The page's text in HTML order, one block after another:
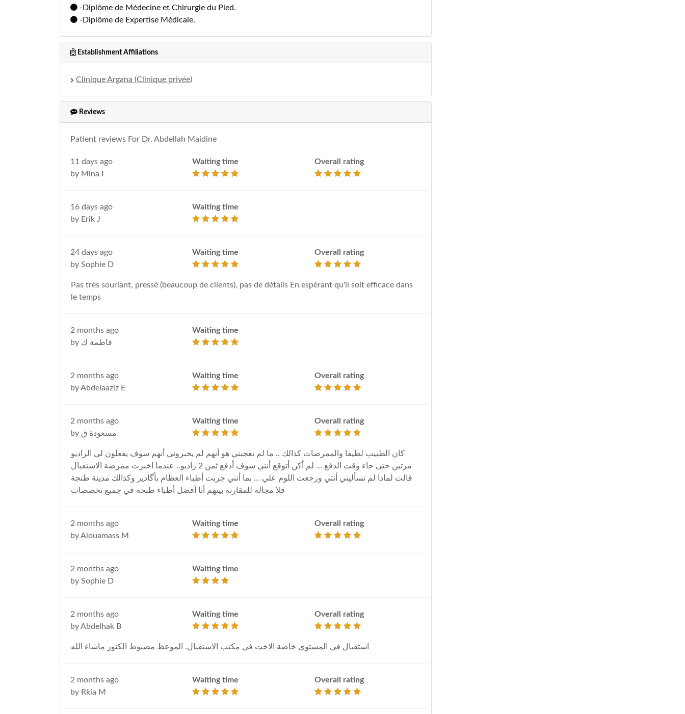
-Diplôme de Médecine et Chirurgie du Pied.
-Diplôme de Expertise Médicale.
Establishment Affiliations
Clinique Argana (Clinique privée)
Reviews
Patient reviews For Dr. Abdellah Maidine
11 days ago
by Mina I
Waiting time Overall rating
16 days ago
by Erik J
Waiting time
24 days ago
by Sophie D
Waiting time Overall rating
Pas très souriant, pressé (beaucoup de clients), pas de détails En espérant qu'il soit efficace dans
le temps
2 months ago
by فاطمة ك
Waiting time
2 months ago
by Abdelaaziz E
Waiting time Overall rating
2 months ago
by مسعودة ق
Waiting time Overall rating
كان الطبيب لطيفا والممرضات كذالك .. ما لم يعجبني هو أنهم لم يخبروني أنهم سوف يفعلون لي الراديو
مرتين حتى جاء وقت الدفع … لم أكن أتوقع أنني سوف أدفع ثمن 2 راديو.. عندما اخبرت ممرضة الاستقبال
قالت لمادا لم تسأليني أنتي ورجعت اللوم علي … بما أنني جربت أطباء العظام بأگادير وكذالك مدينة طنجة
فلا مجالة للمقارنة بينهم أنا أفضل أطباء طنجة في جميع تخصصات
2 months ago
by Alouamass M
Waiting time Overall rating
2 months ago
by Sophie D
Waiting time
2 months ago
by Abdelhak B
Waiting time Overall rating
استقبال في المستوى خاصة الاخت في مكتب الاستقبال. الموعظ مضبوط الكتور ماشاء الله
2 months ago
by Rkia M
Waiting time Overall rating